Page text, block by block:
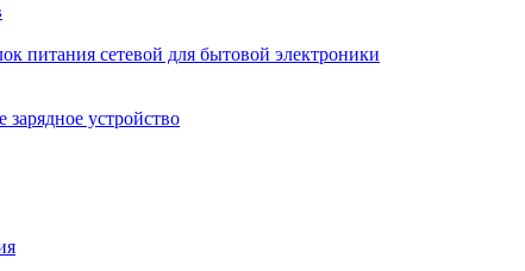
питания сетевой для бытовой электроники
зарядное устройство